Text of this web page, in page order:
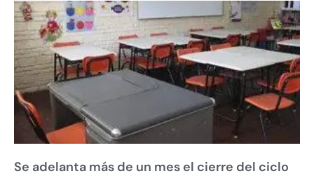
Se adelanta más de un mes el cierre del ciclo